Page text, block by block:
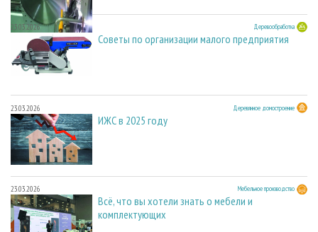
23.03.2026 Деревообработка
Советы по организации малого предприятия
23.03.2026 Деревянное домостроение
ИЖС в 2025 году
23.03.2026 Мебельное производство
Всё, что вы хотели знать о мебели и
комплектующих